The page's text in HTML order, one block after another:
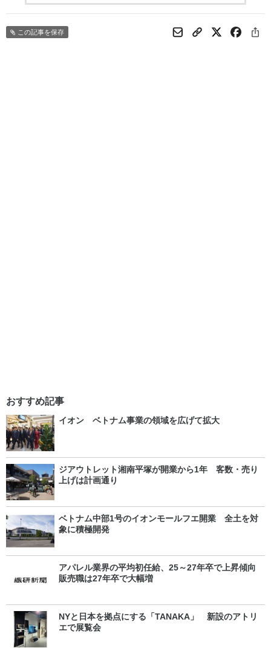
この記事を保存
おすすめ記事
イオン ベトナム事業の領域を広げて拡大
ジアウトレット湘南平塚が開業から1年 客数・売り
上げは計画通り
ベトナム中部1号のイオンモールフエ開業 全土を対
象に積極開発
アパレル業界の平均初任給、25～27年卒で上昇傾向
販売職は27年卒で大幅増
NYと日本を拠点にする「TANAKA」 新設のアトリ
エで展覧会